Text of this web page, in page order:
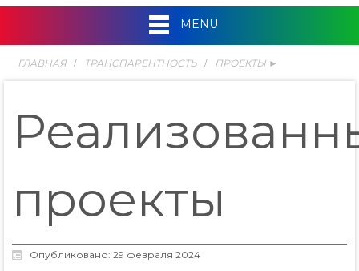
MENU
ГЛАВНАЯ ТРАНСПАРЕНТНОСТЬ ПРОЕКТЫ ►
проекты
Опубликовано: 29 февраля 2024